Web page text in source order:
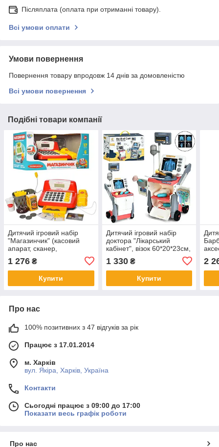
Післяплата (оплата при отриманні товару).
Всі умови оплати
Умови повернення
Повернення товару впродовж 14 днів за домовленістю
Всі умови повернення
Подібні товари компанії
Дитячий ігровий набір
"Магазинчик" (касовий
апарат, сканер,
калькулятор, світло, звук)
LIMO TOY 7016-1 UA
1 276 ₴
Купити
Дитячий ігровий набір
доктора "Лікарський
кабінет", візок 60*20*23см,
рентген, аксесуари, 927
1 330₴
Купити
2
Про нас
100% позитивних з 47 відгуків за рік
Працює з 17.01.2014
м. Харків
вул. Якіра, Харків, Україна
Контакти
Сьогодні працює з 09:00 до 17:00
Показати весь графік роботи
Про нас